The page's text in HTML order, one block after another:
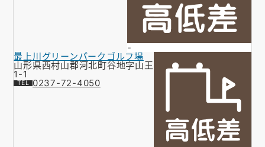
-
最上川グリーンパークゴルフ場
山形県西村山郡河北町谷地字山王
1-1
0237-72-4050